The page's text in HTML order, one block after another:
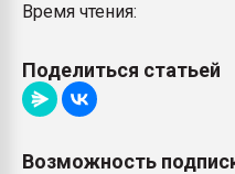
Время чтения:
Поделиться статьей
Возможность